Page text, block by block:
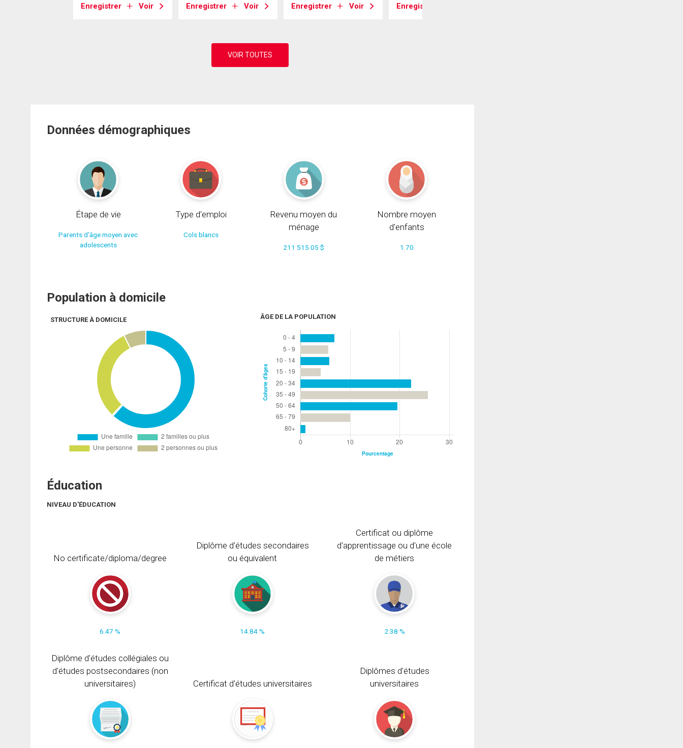
Enregistrer Voir Enregistrer Voir Enregistrer Voir Enregistrer
Données démographiques
Étape de vie
Parents d'âge moyen avec
adolescents
Type d'emploi
Cols blancs
Revenu moyen du
ménage
211 515.05 $
Nombre moyen
d'enfants
1.70
Population à domicile
STRUCTURE À DOMICILE ÂGE DE LA POPULATION
Éducation
NIVEAU D'ÉDUCATION
No certificate/diploma/degree
6.47 %
Diplôme d'études secondaires
ou équivalent
14.84 %
Certificat ou diplôme
d'apprentissage ou d'une école
de métiers
2.38 %
Diplôme d'études collégiales ou
d'études postsecondaires (non
universitaires)
Certificat d'études universitaires
Diplômes d'études
universitaires